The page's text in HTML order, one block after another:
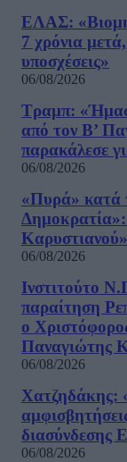
ΕΛΑΣ:
7 χρόνια
υποσχέσεις»
06/08/2026
Τραμπ:
από τον Β’
παρακάλεσε
06/08/2026
«Πυρά» κατά
Καρυστιανού»
06/08/2026
Ινστιτούτο
παραίτηση
ο
Παναγιώτης
06/08/2026
Χατζηδάκης:
διασύνδεσης
06/08/2026